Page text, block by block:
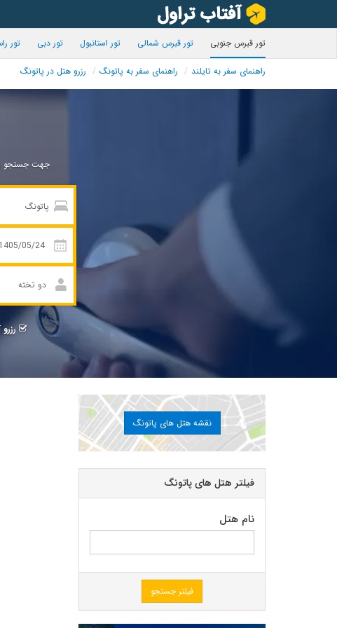
تور قبرس جنوبی تور قبرس شمالی تور استانبول تور دبی تور
راهنمای سفر به تایلند راهنمای سفر به پاتونگ رزرو هتل در پاتونگ
جهت جستجو و
نقشه هتل های پاتونگ
فیلتر هتل های پاتونگ
نام هتل
فیلتر جستجو